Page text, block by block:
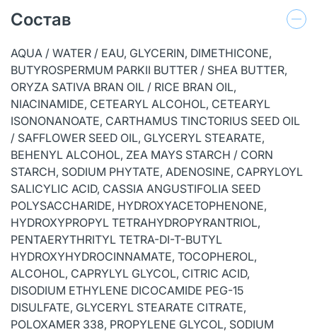
Состав
AQUA / WATER / EAU, GLYCERIN, DIMETHICONE,
BUTYROSPERMUM PARKII BUTTER / SHEA BUTTER,
ORYZA SATIVA BRAN OIL / RICE BRAN OIL,
NIACINAMIDE, CETEARYL ALCOHOL, CETEARYL
ISONONANOATE, CARTHAMUS TINCTORIUS SEED OIL
/ SAFFLOWER SEED OIL, GLYCERYL STEARATE,
BEHENYL ALCOHOL, ZEA MAYS STARCH / CORN
STARCH, SODIUM PHYTATE, ADENOSINE, CAPRYLOYL
SALICYLIC ACID, CASSIA ANGUSTIFOLIA SEED
POLYSACCHARIDE, HYDROXYACETOPHENONE,
HYDROXYPROPYL TETRAHYDROPYRANTRIOL,
PENTAERYTHRITYL TETRA-DI-T-BUTYL
HYDROXYHYDROCINNAMATE, TOCOPHEROL,
ALCOHOL, CAPRYLYL GLYCOL, CITRIC ACID,
DISODIUM ETHYLENE DICOCAMIDE PEG-15
DISULFATE, GLYCERYL STEARATE CITRATE,
POLOXAMER 338, PROPYLENE GLYCOL, SODIUM